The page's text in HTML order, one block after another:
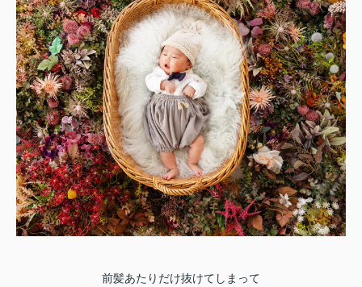
前髪あたりだけ抜けてしまって